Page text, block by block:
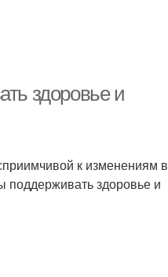
здоровье и
к изменениям в
здоровье и